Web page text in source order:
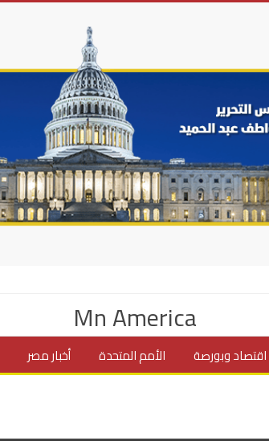
Mn America
اقتصاد وبورصة الأمم المتحدة أخبار مصر